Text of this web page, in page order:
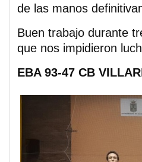
de las manos
Buen trabajo durante
que nos impidieron
EBA 93-47 CB